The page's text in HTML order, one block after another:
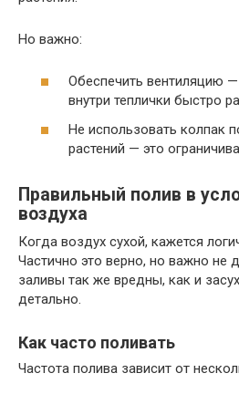
Но важно:
Обеспечить вентиляцию
внутри теплички быстро
Не использовать колпак
растений — это
Правильный полив в
воздуха
Когда воздух сухой, кажется
Частично это верно, но важно не
заливы так же вредны, как и
детально.
Как часто поливать
Частота полива зависит от